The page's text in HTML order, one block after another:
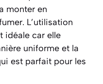
monter en
L’utilisation
idéale car elle
uniforme et la
est parfait pour les